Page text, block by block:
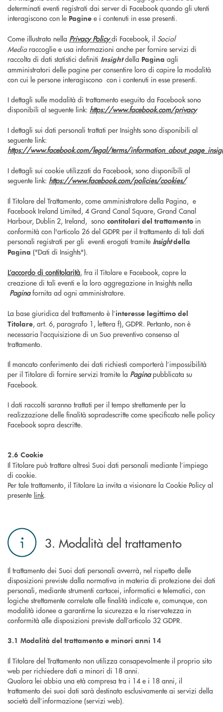
determinati eventi registrati dai server di Facebook quando gli utenti
interagiscono con le Pagine e i contenuti in esse presenti.
Come illustrato nella Privacy Policy di Facebook, il Social
Mediaraccoglie e usa informazioni anche per fornire servizi di
raccolta di dati statistici definiti Insight della Pagina agli
amministratori delle pagine per consentire loro di capire la modalità
con cui le persone interagiscono con i contenuti in esse presenti.
I dettagli sulle modalità di trattamento eseguito da Facebook sono
disponibili al seguente link: https://www.facebook.com/privacy
I dettagli sui dati personali trattati per Insights sono disponibili al
seguente link:
https://www.facebook.com/legal/terms/
I dettagli sui cookie utilizzati da Facebook, sono disponibili al
seguente link: https://www.facebook.com/policies/cookies/
Il Titolare del Trattamento, come amministratore della Pagina, e
Facebook Ireland Limited, 4 Grand Canal Square, Grand Canal
Harbour, Dublin 2, Ireland, sono contitolari del trattamento in
conformità con l'articolo 26 del GDPR per il trattamento di tali dati
personali registrati per gli eventi erogati tramite Insightdella
Pagina ("Dati di Insights").
L’accordo di contitolarità, fra il Titolare e Facebook, copre la
creazione di tali eventi e la loro aggregazione in Insights nella
Paginafornita ad ogni amministratore.
La base giuridica del trattamento è l’interesse legittimo del
Titolare, art. 6, paragrafo 1, lettera f), GDPR. Pertanto, non è
necessaria l’acquisizione di un Suo preventivo consenso al
trattamento.
Il mancato conferimento dei dati richiesti comporterà l’impossibilità
per il Titolare di fornire servizi tramite la Paginapubblicata su
Facebook.
I dati raccolti saranno trattati per il tempo strettamente per la
realizzazione delle finalità sopradescritte come specificato nelle policy
Facebook sopra descritte.
2.6 Cookie
Il Titolare può trattare altresì Suoi dati personali mediante l’impiego
di cookie.
Per tale trattamento, il Titolare La invita a visionare la Cookie Policy al
presente link.
3. Modalità del trattamento
Il trattamento dei Suoi dati personali avverrà, nel rispetto delle
disposizioni previste dalla normativa in materia di protezione dei dati
personali, mediante strumenti cartacei, informatici e telematici, con
logiche strettamente correlate alle finalità indicate e, comunque, con
modalità idonee a garantirne la sicurezza e la riservatezza in
conformità alle disposizioni previste dall’articolo 32 GDPR.
3.1 Modalità del trattamento e minori anni 14
Il Titolare del Trattamento non utilizza consapevolmente il proprio sito
web per richiedere dati a minori di 18 anni.
Qualora lei abbia una età compresa tra i 14 e i 18 anni, il
trattamento dei suoi dati sarà destinato esclusivamente ai servizi della
società dell’informazione (servizi web).